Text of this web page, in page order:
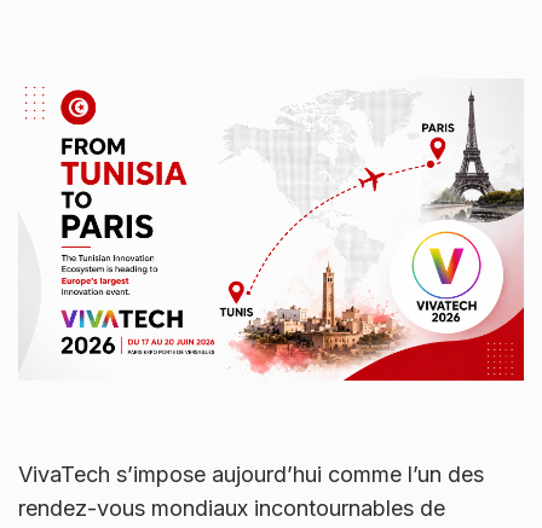
VivaTech s’impose aujourd’hui comme l’un des
rendez-vous mondiaux incontournables de